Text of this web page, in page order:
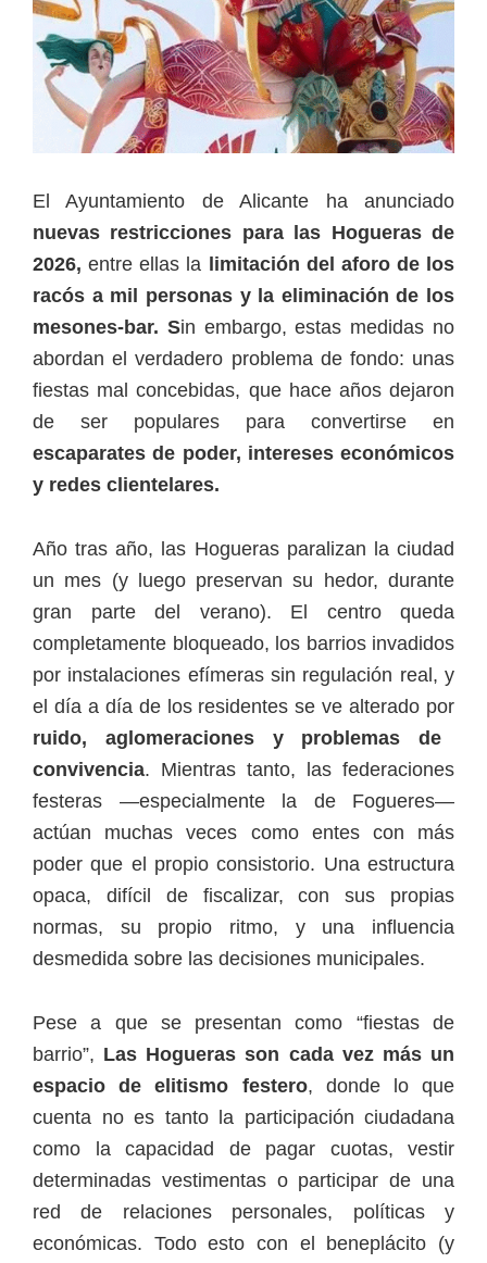
El Ayuntamiento de Alicante ha anunciado
nuevas restricciones para las Hogueras de
2026,entre ellas la limitación del aforo de los
racós a mil personas y la eliminación de los
mesones-bar. Sin embargo, estas medidas no
abordan el verdadero problema de fondo: unas
fiestas mal concebidas, que hace años dejaron
de ser populares para convertirse en
escaparates de poder, intereses económicos
y redes clientelares.
Año tras año, las Hogueras paralizan la ciudad
un mes (y luego preservan su hedor, durante
gran parte del verano). El centro queda
completamente bloqueado, los barrios invadidos
por instalaciones efímeras sin regulación real, y
el día a día de los residentes se ve alterado por
ruido, aglomeraciones y problemas de
convivencia. Mientras tanto, las federaciones
festeras —especialmente la de Fogueres—
actúan muchas veces como entes con más
poder que el propio consistorio. Una estructura
opaca, difícil de fiscalizar, con sus propias
normas, su propio ritmo, y una influencia
desmedida sobre las decisiones municipales.
Pese a que se presentan como “fiestas de
barrio”, Las Hogueras son cada vez más un
espacio de elitismo festero, donde lo que
cuenta no es tanto la participación ciudadana
como la capacidad de pagar cuotas, vestir
determinadas vestimentas o participar de una
red de relaciones personales, políticas y
económicas. Todo esto con el beneplácito (y